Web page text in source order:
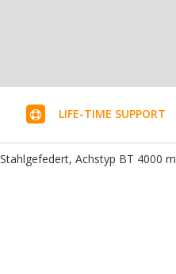
LIFE-TIME SUPPORT